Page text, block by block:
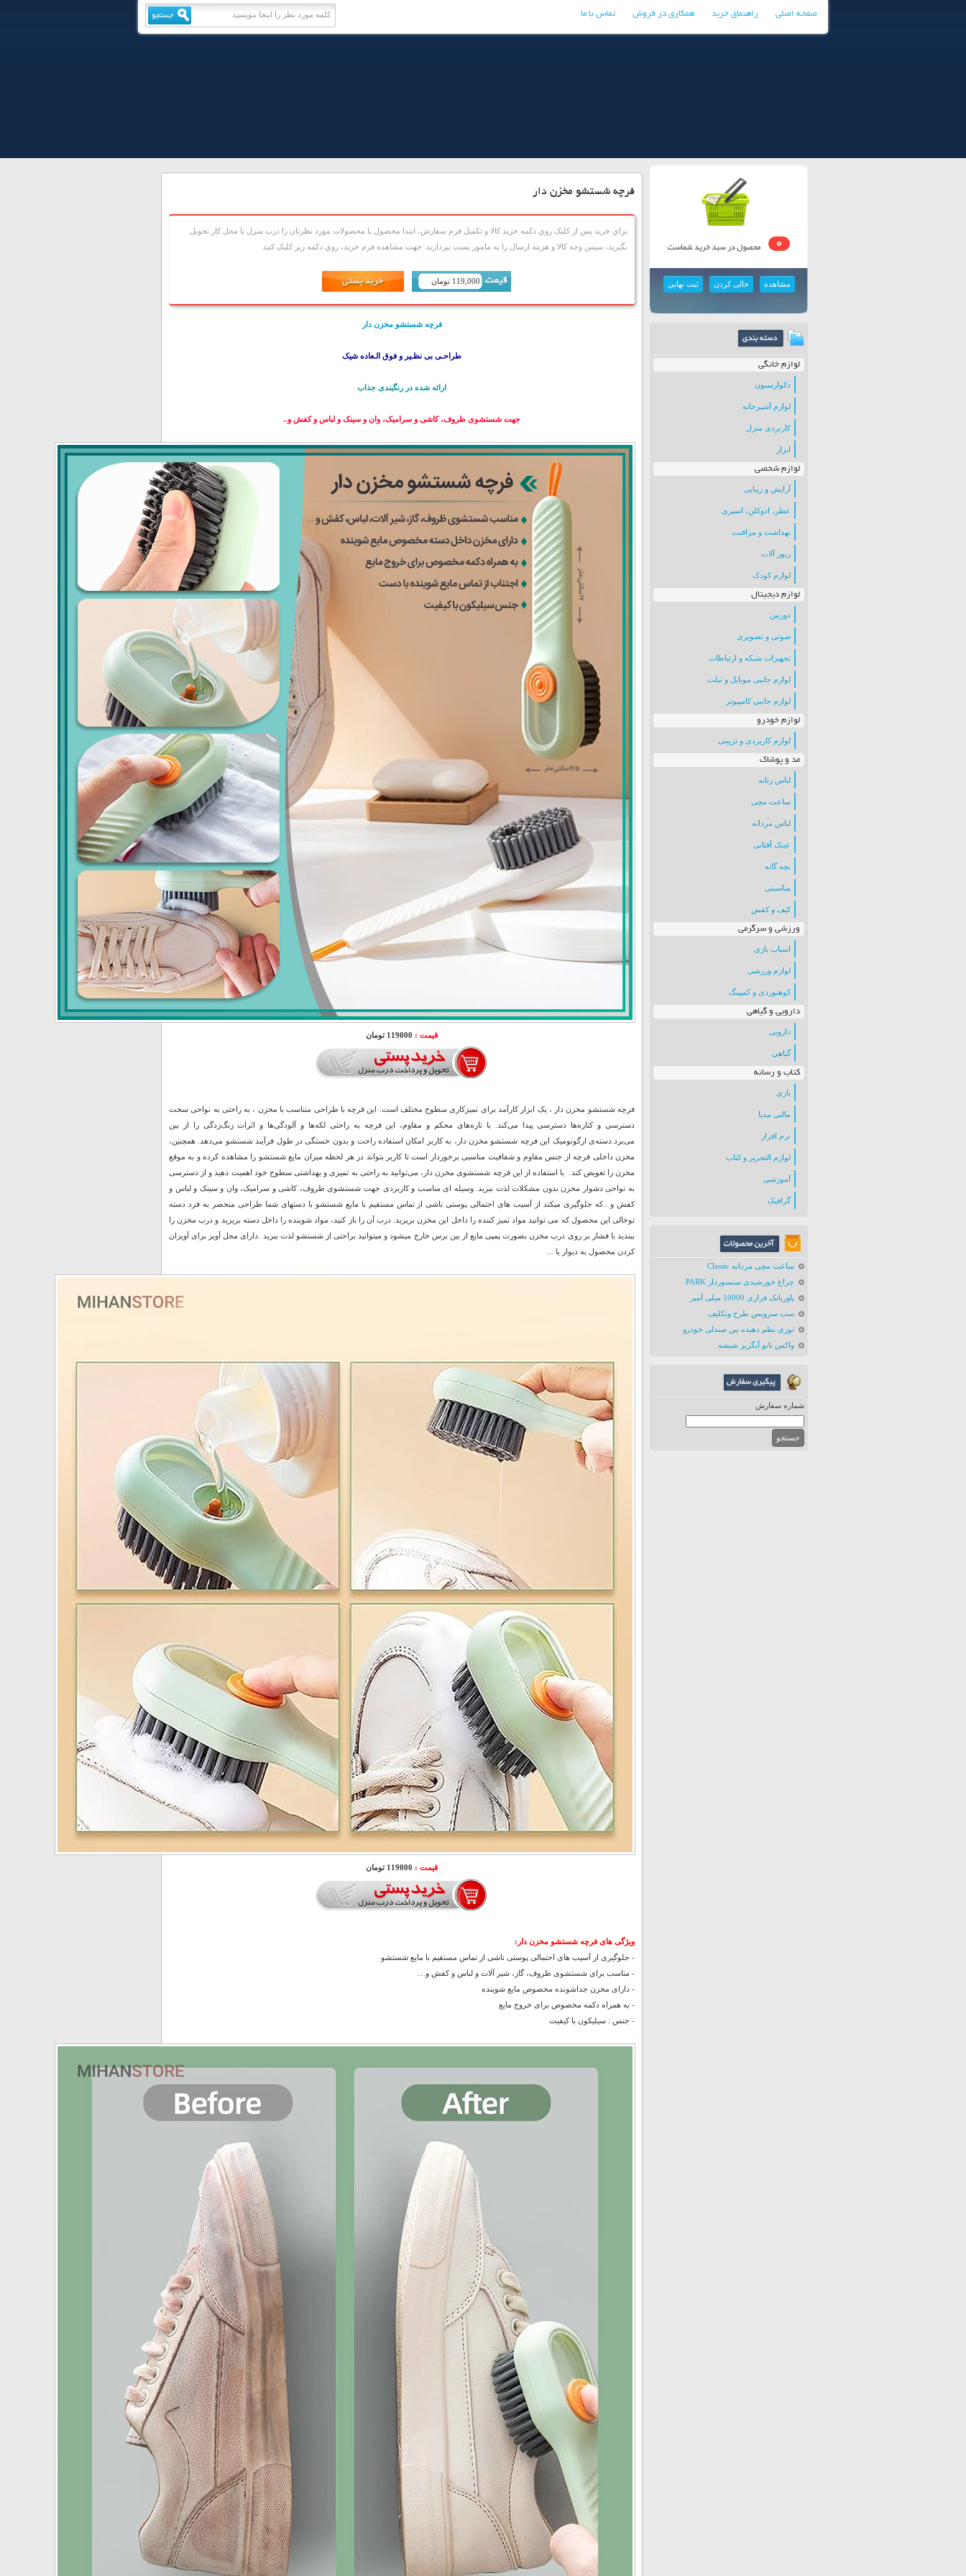
صفحه اصلی راهنمای خرید همکاری در فروش تماس با ما
0
مشاهده خالی کردن ثبت نهایی
لوازم خانگی
دکوارسیون
لوازم آشپزخانه
کاربردی منزل
ابزار
لوازم شخصی
آرایش و زیبایی
عطر، ادوکلن، اسپری
بهداشت و مراقبت
زیور آلات
لوازم کودک
لوازم دیجیتال
دوربین
صوتی و تصویری
تجهیزات شبکه و ارتباطات
لوازم جانبی موبایل و تبلت
لوازم جانبی کامپیوتر
لوازم خودرو
لوازم کاربردی و تزیینی
مد و پوشاک
لباس زنانه
ساعت مچی
لباس مردانه
عینک آفتابی
بچه گانه
مناسبتی
کیف و کفش
ورزشی و سرگرمی
اسباب بازی
لوازم ورزشی
کوهنوردی و کمپینگ
دارویی و گیاهی
دارویی
گیاهی
کتاب و رسانه
بازی
مالتی مدیا
نرم افزار
لوازم التحریر و کتاب
آموزشی
گرافیک
ساعت مچی مردانه Classic
چراغ خورشیدی سنسوردار PARK
پاوربانک فراری 10000 میلی آمپر
ست سرویس طرح ونکلیف
توری نظم دهنده بین صندلی خودرو
واکس نانو آبگریز شیشه
شماره سفارش
فرچه شستشو مخزن دار
براي خريد پس از کليک روي دکمه خريد کالا و تکميل فرم سفارش، ابتدا محصول يا محصولات مورد نظرتان را درب منزل يا محل کار تحويل
بگيريد، سپس وجه کالا و هزينه ارسال را به مامور پست بپردازيد. جهت مشاهده فرم خريد، روي دکمه زير کليک کنيد
119,000 تومان
فرچه شستشو مخزن دار
طراحـی بی نظـیر و فوق الـعاده شیک
ارائه شده در رنگبندی جذاب
جهت شستشوی ظروف، کاشی و سرامیک، وان و سینک و لباس و کفش و..
قیمت : 119000 تومان
فرچه شستشو مخزن دار ، یک ابزار کارآمد برای تمیزکاری سطوح مختلف است. این فرچه با طراحی متناسب با مخزن ، به راحتی به نواحی سخت‌
دسترسی و کناره‌ها دسترسی پیدا می‌کند. با تاره‌های محکم و مقاوم، این فرچه به راحتی لکه‌ها و آلودگی‌ها و اثرات زنگ‌زدگی را از بین
می‌برد.دسته‌ی ارگونومیک این فرچه شستشو مخزن دار، به کاربر امکان استفاده راحت و بدون خستگی در طول فرآیند شستشو می‌دهد. همچنین،
مخزن داخلی فرچه از جنس مقاوم و شفافیت مناسبی برخوردار است تا کاربر بتواند در هر لحظه میزان مایع شستشو را مشاهده کرده و به موقع
مخزن را تعویض کند. با استفاده از این فرچه شستشوی مخزن دار، می‌توانید به راحتی به تمیزی و بهداشتی سطوح خود اهمیت دهید و از دسترسی
به نواحی دشوار مخزن بدون مشکلات لذت ببرید. وسیله ای مناسب و کاربردی جهت شستشوی ظروف، کاشی و سرامیک، وان و سینک و لباس و
کفش و ..که جلوگیری میکند از آسیب های احتمالی پوستی ناشی از تماس مستقیم با مایع شستشو با دستهای شما طراحی منحصر به فرد دسته
توخالی این محصول که می توانید مواد تمیز کننده را داخل این مخزن بریزید. درب آن را باز کنید، مواد شوینده را داخل دسته بریزید و درب مخزن را
ببندید با فشار بر روی درب مخزن بصورت پمپی مایع از بین برس خارج میشود و میتوانید براحتی از شستشو لذت ببرید .دارای محل آویز برای آویزان
کردن محصول به دیوار یا ...
قیمت : 119000 تومان
ویژگی های فرچه شستشو مخزن دار:
- جلوگیری از آسیب های احتمالی پوستی ناشی از تماس مستقیم با مایع شستشو
- مناسب برای شستشوی ظروف، گاز، شیر آلات و لباس و کفش و…
- دارای مخزن جداشونده مخصوص مایع شوینده
- به همراه دکمه مخصوص برای خروج مایع
- جنس : سیلیکون با کیفیت